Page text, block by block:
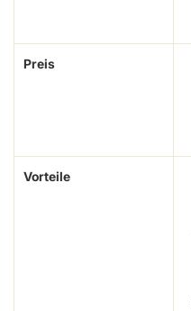
Preis
Vorteile